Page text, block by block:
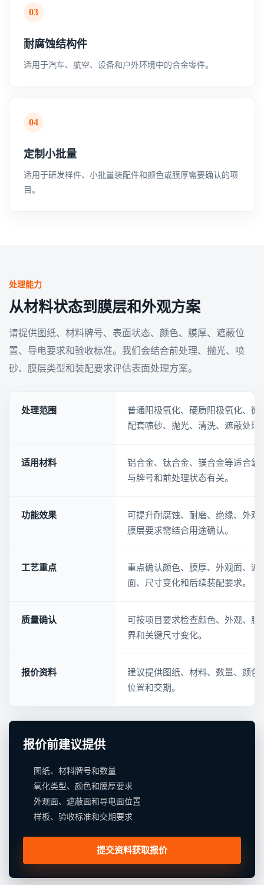
03
耐腐蚀结构件
适用于汽车、航空、设备和户外环境中的合金零件。
04
定制小批量
适用于研发样件、小批量装配件和颜色或膜厚需要确认的项
目。
处理能力
从材料状态到膜层和外观方案
请提供图纸、材料牌号、表面状态、颜色、膜厚、遮蔽位
置、导电要求和验收标准。我们会结合前处理、抛光、喷
砂、膜层类型和装配要求评估表面处理方案。
处理范围
普通阳极氧化、硬质阳极氧化、微
配套喷砂、抛光、清洗、遮蔽处理
适用材料
铝合金、钛合金、镁合金等适合氧
与牌号和前处理状态有关。
功能效果
可提升耐腐蚀、耐磨、绝缘、外
膜层要求需结合用途确认。
工艺重点
重点确认颜色、膜厚、外观面、遮
面、尺寸变化和后续装配要求。
质量确认
可按项目要求检查颜色、外观、
界和关键尺寸变化。
报价资料
建议提供图纸、材料、数量、颜色
位置和交期。
报价前建议提供
图纸、材料牌号和数量
氧化类型、颜色和膜厚要求
外观面、遮蔽面和导电面位置
样板、验收标准和交期要求
提交资料获取报价